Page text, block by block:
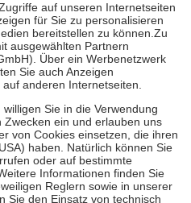
auch für Online-Apotheken.
beträgt die
sowie zehn Euro je
für ihre eigene Gesundheit zu
der Familie zu unterstützen,
vollendeten 18. Lebensjahr
Früherkennung, die von der